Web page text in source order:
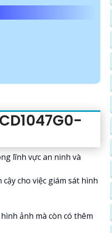
lĩnh vực an ninh và
cho việc giám sát hình
ảnh mà còn có thêm